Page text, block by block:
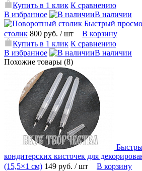
Купить в 1 клик К сравнению
В избранное
В наличии
Быстрый
столик 800 руб. / шт
В корзину
Купить в 1 клик К сравнению
В избранное
В наличии
Похожие товары (8)
кондитерских кисточек для
(15,5×1 см) 149 руб. / шт В корзину